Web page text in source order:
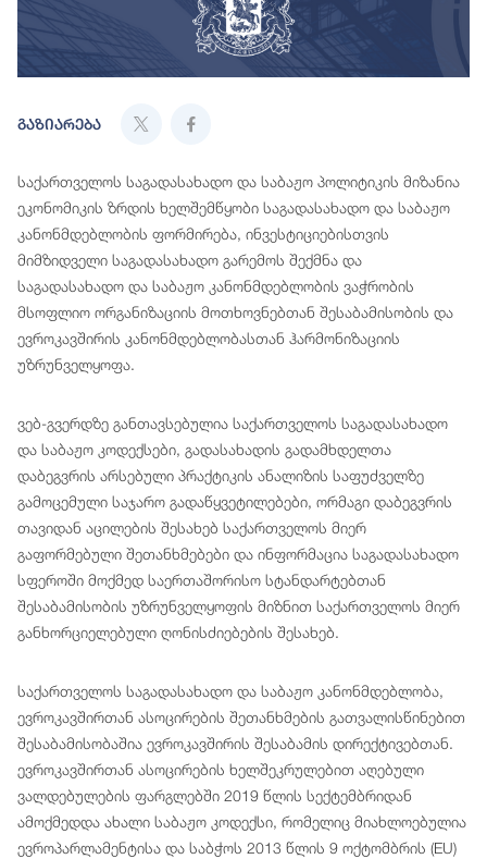
გაზიარება
საქართველოს საგადასახადო და საბაჟო პოლიტიკის მიზანია
ეკონომიკის ზრდის ხელშემწყობი საგადასახადო და საბაჟო
კანონმდებლობის ფორმირება, ინვესტიციებისთვის
მიმზიდველი საგადასახადო გარემოს შექმნა და
საგადასახადო და საბაჟო კანონმდებლობის ვაჭრობის
მსოფლიო ორგანიზაციის მოთხოვნებთან შესაბამისობის და
ევროკავშირის კანონმდებლობასთან ჰარმონიზაციის
უზრუნველყოფა.
ვებ-გვერდზე განთავსებულია საქართველოს საგადასახადო
და საბაჟო კოდექსები, გადასახადის გადამხდელთა
დაბეგვრის არსებული პრაქტიკის ანალიზის საფუძველზე
გამოცემული საჯარო გადაწყვეტილებები, ორმაგი დაბეგვრის
თავიდან აცილების შესახებ საქართველოს მიერ
გაფორმებული შეთანხმებები და ინფორმაცია საგადასახადო
სფეროში მოქმედ საერთაშორისო სტანდარტებთან
შესაბამისობის უზრუნველყოფის მიზნით საქართველოს მიერ
განხორციელებული ღონისძიებების შესახებ.
საქართველოს საგადასახადო და საბაჟო კანონმდებლობა,
ევროკავშირთან ასოცირების შეთანხმების გათვალისწინებით
შესაბამისობაშია ევროკავშირის შესაბამის დირექტივებთან.
ევროკავშირთან ასოცირების ხელშეკრულებით აღებული
ვალდებულების ფარგლებში 2019 წლის სექტემბრიდან
ამოქმედდა ახალი საბაჟო კოდექსი, რომელიც მიახლოებულია
ევროპარლამენტისა და საბჭოს 2013 წლის 9 ოქტომბრის (EU)